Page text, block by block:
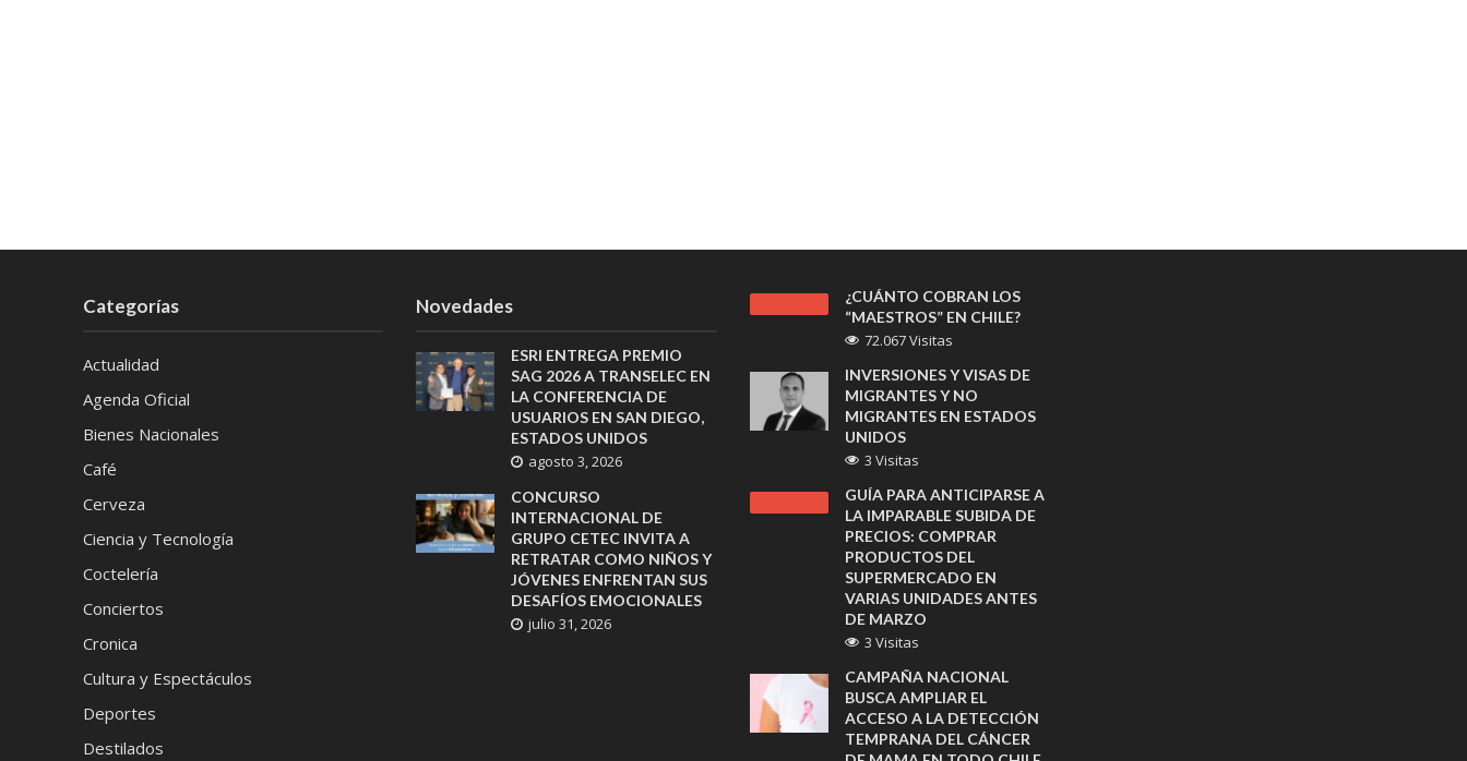
Categorías
Actualidad
Agenda Oficial
Bienes Nacionales
Café
Cerveza
Ciencia y Tecnología
Coctelería
Conciertos
Cronica
Cultura y Espectáculos
Deportes
Destilados
Novedades
ESRI ENTREGA PREMIO
SAG 2026 A TRANSELEC EN
LA CONFERENCIA DE
USUARIOS EN SAN DIEGO,
ESTADOS UNIDOS
agosto 3, 2026
CONCURSO
INTERNACIONAL DE
GRUPO CETEC INVITA A
RETRATAR COMO NIÑOS Y
JÓVENES ENFRENTAN SUS
DESAFÍOS EMOCIONALES
julio 31, 2026
¿CUÁNTO COBRAN LOS
“MAESTROS” EN CHILE?
72.067 Visitas
INVERSIONES Y VISAS DE
MIGRANTES Y NO
MIGRANTES EN ESTADOS
UNIDOS
3 Visitas
GUÍA PARA ANTICIPARSE A
LA IMPARABLE SUBIDA DE
PRECIOS: COMPRAR
PRODUCTOS DEL
SUPERMERCADO EN
VARIAS UNIDADES ANTES
DE MARZO
3 Visitas
CAMPAÑA NACIONAL
BUSCA AMPLIAR EL
ACCESO A LA DETECCIÓN
TEMPRANA DEL CÁNCER